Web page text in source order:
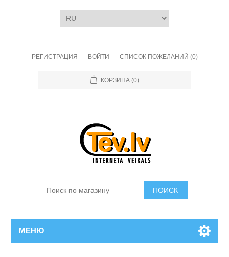
РЕГИСТРАЦИЯ ВОЙТИ СПИСОК ПОЖЕЛАНИЙ (0)
КОРЗИНА (0)
ПОИСК
МЕНЮ